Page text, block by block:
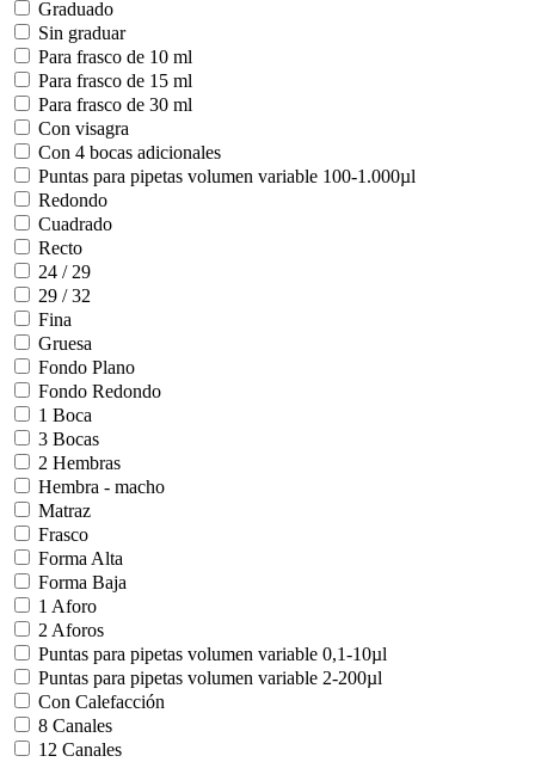
Graduado
Sin graduar
Para frasco de 10 ml
Para frasco de 15 ml
Para frasco de 30 ml
Con visagra
Con 4 bocas adicionales
Puntas para pipetas volumen variable 100-1.000µl
Redondo
Cuadrado
Recto
24 / 29
29 / 32
Fina
Gruesa
Fondo Plano
Fondo Redondo
1 Boca
3 Bocas
2 Hembras
Hembra - macho
Matraz
Frasco
Forma Alta
Forma Baja
1 Aforo
2 Aforos
Puntas para pipetas volumen variable 0,1-10µl
Puntas para pipetas volumen variable 2-200µl
Con Calefacción
8 Canales
12 Canales